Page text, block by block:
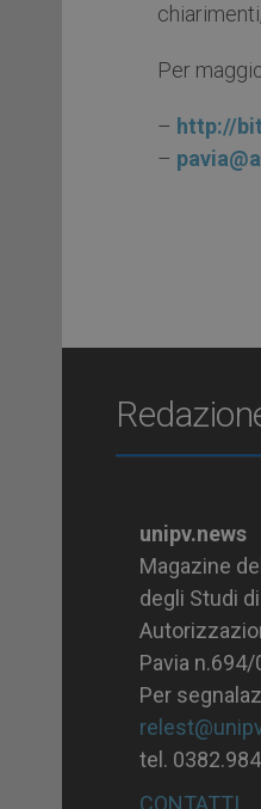
Per
– http://
–
unipv.news
Magazine
degli Studi
Pavia n.694/
Per
tel.
CONTATTI